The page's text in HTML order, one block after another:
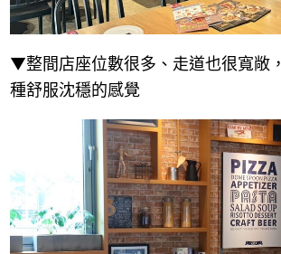
▼整間店座位數很多、走道也很寬敞
種舒服沈穩的感覺